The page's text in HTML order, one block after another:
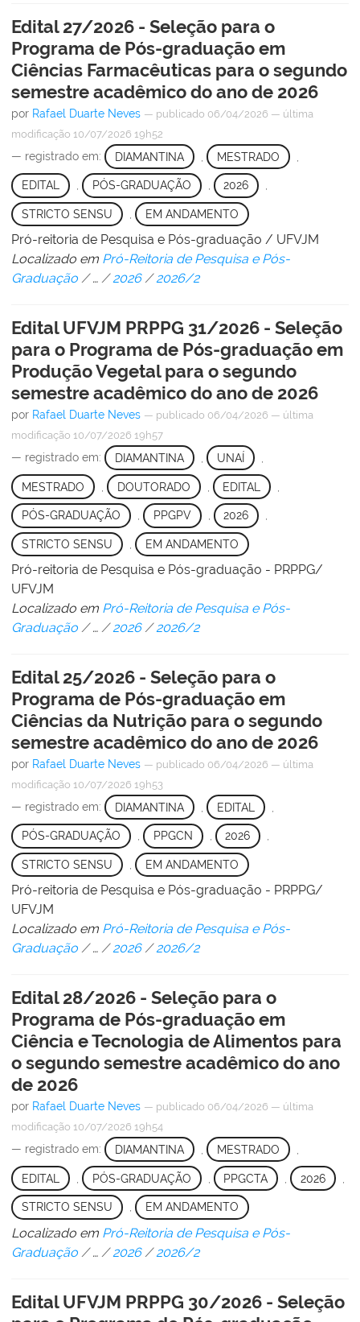
Edital 27/2026 - Seleção para o
Programa de Pós-graduação em
Ciências Farmacêuticas para o segundo
semestre acadêmico do ano de 2026
por Rafael Duarte Neves — publicado 06/04/2026 — última
modificação 10/07/2026 19h52
— registrado em: DIAMANTINA MESTRADO
EDITAL , PÓS-GRADUAÇÃO , 2026 ,
STRICTO SENSU EM ANDAMENTO
Pró-reitoria de Pesquisa e Pós-graduação / UFVJM
Localizado em Pró-Reitoria de Pesquisa e Pós-
Graduação /… /2026 /2026/2
Edital UFVJM PRPPG 31/2026 - Seleção
para o Programa de Pós-graduação em
Produção Vegetal para o segundo
semestre acadêmico do ano de 2026
por Rafael Duarte Neves — publicado 06/04/2026 — última
modificação 10/07/2026 19h57
— registrado em: DIAMANTINA UNAÍ
MESTRADO DOUTORADO EDITAL
PÓS-GRADUAÇÃO , PPGPV , 2026 ,
STRICTO SENSU EM ANDAMENTO
Pró-reitoria de Pesquisa e Pós-graduação - PRPPG/
UFVJM
Localizado em Pró-Reitoria de Pesquisa e Pós-
Graduação /… /2026 /2026/2
Edital 25/2026 - Seleção para o
Programa de Pós-graduação em
Ciências da Nutrição para o segundo
semestre acadêmico do ano de 2026
por Rafael Duarte Neves — publicado 06/04/2026 — última
modificação 10/07/2026 19h53
— registrado em: DIAMANTINA EDITAL
PÓS-GRADUAÇÃO , PPGCN , 2026 ,
STRICTO SENSU EM ANDAMENTO
Pró-reitoria de Pesquisa e Pós-graduação - PRPPG/
UFVJM
Localizado em Pró-Reitoria de Pesquisa e Pós-
Graduação /… /2026 /2026/2
Edital 28/2026 - Seleção para o
Programa de Pós-graduação em
Ciência e Tecnologia de Alimentos para
o segundo semestre acadêmico do ano
de 2026
por Rafael Duarte Neves — publicado 06/04/2026 — última
modificação 10/07/2026 19h54
— registrado em: DIAMANTINA MESTRADO
EDITAL PÓS-GRADUAÇÃO PPGCTA , 2026
STRICTO SENSU , EM ANDAMENTO
Localizado em Pró-Reitoria de Pesquisa e Pós-
Graduação /… /2026 /2026/2
Edital UFVJM PRPPG 30/2026 - Seleção